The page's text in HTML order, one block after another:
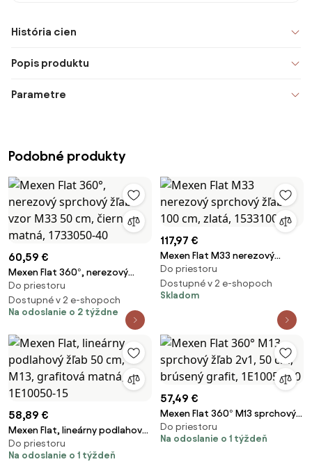
História cien
Popis produktu
Parametre
Podobné produkty
60,59 €
Mexen Flat 360°, nerezový
sprchový žľab vzor M33 50 cm,
čierna matná, 1733050-40
Do priestoru
Dostupné v 2 e-shopoch
Na odoslanie o 2 týždne
117,97 €
Mexen Flat M33 nerezový
sprchový žľab 100 cm, zlatá,
1533100-15
Do priestoru
Dostupné v 2 e-shopoch
Skladom
58,89 €
Mexen Flat, lineárny podlahový
žľab 50 cm, M13, grafitová
matná, 1E10050-15
Do priestoru
Na odoslanie o 1 týždeň
57,49 €
Mexen Flat 360° M13 sprchový
žľab 2v1, 50 cm, brúsený grafit,
1E10050-40
Do priestoru
Na odoslanie o 1 týždeň